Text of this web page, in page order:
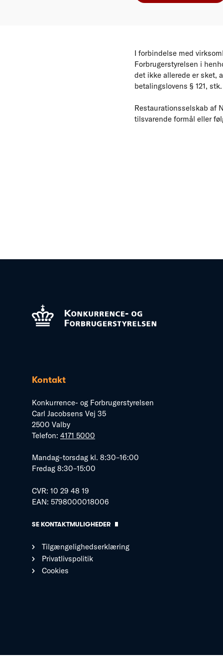
I forbindelse med
Forbrugerstyrelsen i
det ikke allerede er sket,
betalingslovens § 121,
Restaurationsselskab af
tilsvarende formål eller
Kontakt
Konkurrence- og Forbrugerstyrelsen
Carl Jacobsens Vej 35
2500 Valby
Telefon: 4171 5000
Mandag–torsdag kl. 8:30–16:00
Fredag 8:30–15:00
CVR: 10 29 48 19
EAN: 5798000018006
SE KONTAKTMULIGHEDER
Tilgængelighedserklæring
Privatlivspolitik
Cookies